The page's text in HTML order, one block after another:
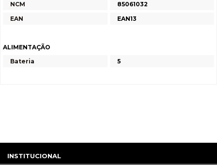
NCM
85061032
EAN
EAN13
ALIMENTAÇÃO
Bateria
5
INSTITUCIONAL